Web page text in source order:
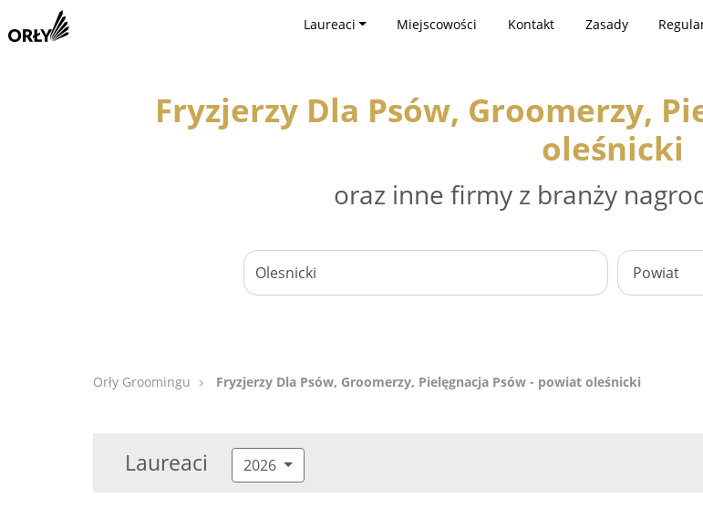
Laureaci Miejscowości Kontakt Zasady
Fryzjerzy Dla Psów, Groomerzy,
oleśnicki
oraz inne firmy z branży
Orły Groomingu Fryzjerzy Dla Psów, Groomerzy, Pielęgnacja Psów - powiat oleśnicki
Laureaci 2026